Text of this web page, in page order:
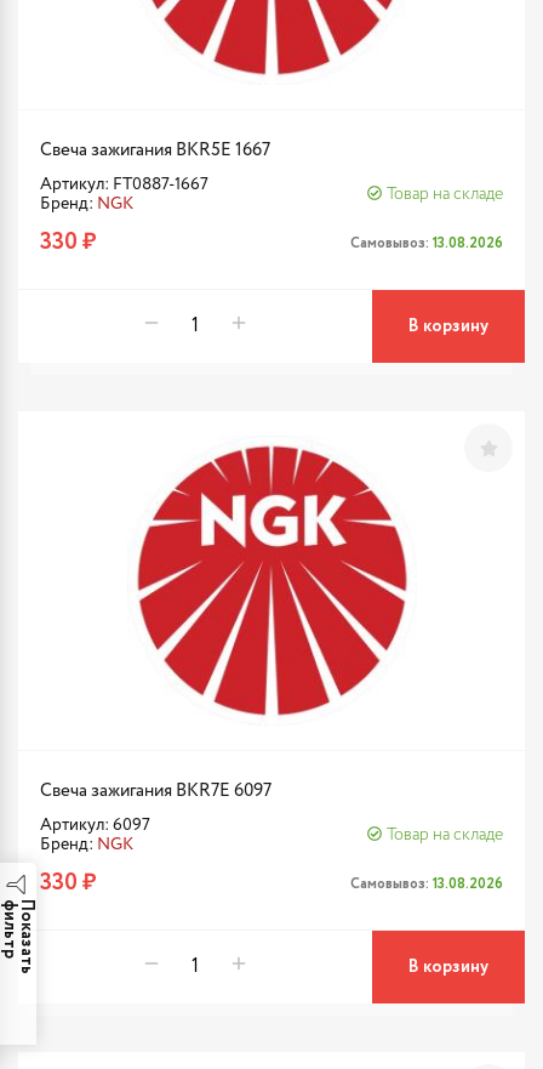
П
о
к
а
з
а
т
ь
ф
и
л
ь
т
Свеча зажигания BKR5E 1667
Артикул: FT0887-1667
Бренд: NGK
Товар на складе
330 ₽ Самовывоз: 13.08.2026
В корзину
Свеча зажигания BKR7E 6097
Артикул: 6097
Бренд: NGK
Товар на складе
330 ₽ Самовывоз: 13.08.2026
В корзину